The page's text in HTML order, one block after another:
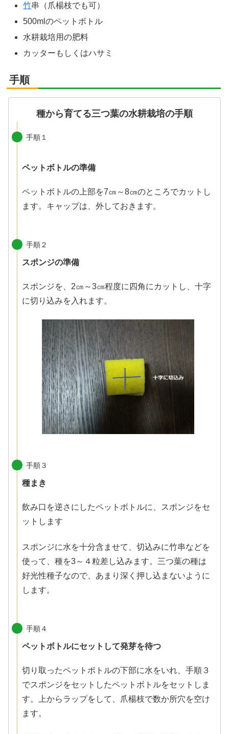
竹串（爪楊枝でも可）
500mlのペットボトル
水耕栽培用の肥料
カッターもしくはハサミ
手順
種から育てる三つ葉の水耕栽培の手順
手順１
ペットボトルの準備
ペットボトルの上部を7㎝～8㎝のところでカットし
ます。キャップは、外しておきます。
手順２
スポンジの準備
スポンジを、2㎝～3㎝程度に四角にカットし、十字
に切り込みを入れます。
手順３
種まき
飲み口を逆さにしたペットボトルに、スポンジをセ
ットします
スポンジに水を十分含ませて、切込みに竹串などを
使って、種を3～４粒差し込みます。三つ葉の種は
好光性種子なので、あまり深く押し込まないように
します。
手順４
ペットボトルにセットして発芽を待つ
切り取ったペットボトルの下部に水をいれ、手順３
でスポンジをセットしたペットボトルをセットしま
す。上からラップをして、爪楊枝で数か所穴を空け
ます。